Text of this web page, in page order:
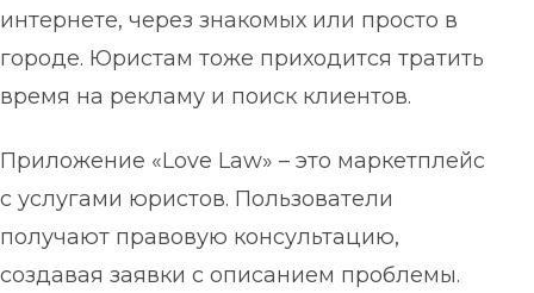
интернете, через знакомых или просто в
городе. Юристам тоже приходится тратить
время на рекламу и поиск клиентов.
Приложение «Love Law» – это маркетплейс
с услугами юристов. Пользователи
получают правовую консультацию,
создавая заявки с описанием проблемы.